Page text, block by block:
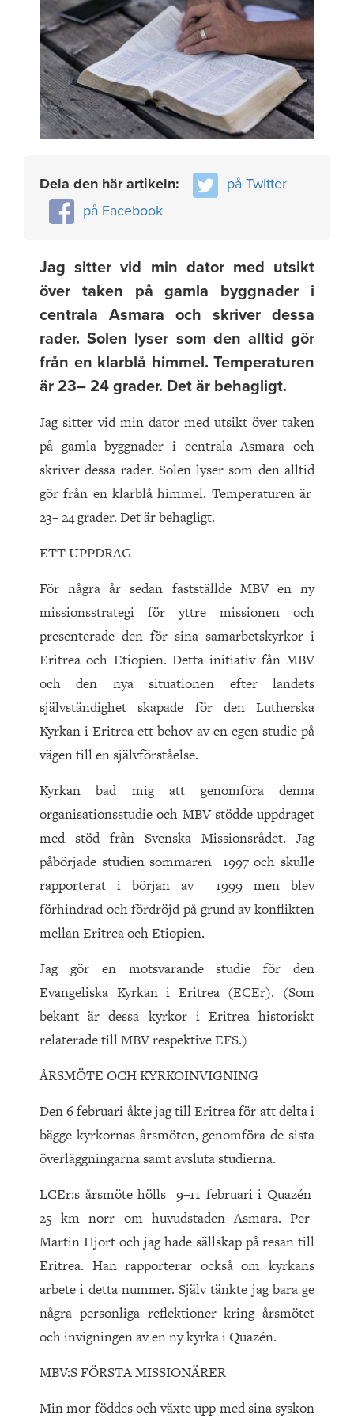
Dela den här artikeln:
på Twitter
på Facebook
Jag sitter vid min dator med utsikt
över taken på gamla byggnader i
centrala Asmara och skriver dessa
rader. Solen lyser som den alltid gör
från en klarblå himmel. Temperaturen
är 23– 24 grader. Det är behagligt.
Jag sitter vid min dator med utsikt över taken
på gamla byggnader i centrala Asmara och
skriver dessa rader. Solen lyser som den alltid
gör från en klarblå himmel. Temperaturen är
23– 24 grader. Det är behagligt.
ETT UPPDRAG
För några år sedan fastställde MBV en ny
missionsstrategi för yttre missionen och
presenterade den för sina samarbetskyrkor i
Eritrea och Etiopien. Detta initiativ fån MBV
och den nya situationen efter landets
självständighet skapade för den Lutherska
Kyrkan i Eritrea ett behov av en egen studie på
vägen till en självförståelse.
Kyrkan bad mig att genomföra denna
organisationsstudie och MBV stödde uppdraget
med stöd från Svenska Missionsrådet. Jag
påbörjade studien sommaren 1997 och skulle
rapporterat i början av 1999 men blev
förhindrad och fördröjd på grund av konflikten
mellan Eritrea och Etiopien.
Jag gör en motsvarande studie för den
Evangeliska Kyrkan i Eritrea (ECEr). (Som
bekant är dessa kyrkor i Eritrea historiskt
relaterade till MBV respektive EFS.)
ÅRSMÖTE OCH KYRKOINVIGNING
Den 6 februari åkte jag till Eritrea för att delta i
bägge kyrkornas årsmöten, genomföra de sista
överläggningarna samt avsluta studierna.
LCEr:s årsmöte hölls 9–11 februari i Quazén
25 km norr om huvudstaden Asmara. Per-
Martin Hjort och jag hade sällskap på resan till
Eritrea. Han rapporterar också om kyrkans
arbete i detta nummer. Själv tänkte jag bara ge
några personliga reflektioner kring årsmötet
och invigningen av en ny kyrka i Quazén.
MBV:S FÖRSTA MISSIONÄRER
Min mor föddes och växte upp med sina syskon